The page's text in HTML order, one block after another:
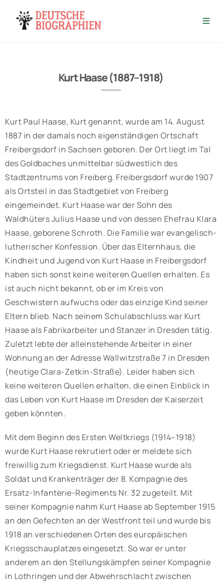
Kurt Haase (1887–1918)
Kurt Paul Haase, Kurt genannt, wurde am 14. August
1887 in der damals noch eigenständigen Ortschaft
Freibergsdorf in Sachsen geboren. Der Ort liegt im Tal
des Goldbaches unmittelbar südwestlich des
Stadtzentrums von Freiberg. Freibergsdorf wurde 1907
als Ortsteil in das Stadtgebiet von Freiberg
eingemeindet. Kurt Haase war der Sohn des
Waldhüters Julius Haase und von dessen Ehefrau Klara
Haase, geborene Schroth. Die Familie war evangelisch-
lutherischer Konfession. Über das Elternhaus, die
Kindheit und Jugend von Kurt Haase in Freibergsdorf
haben sich sonst keine weiteren Quellen erhalten. Es
ist auch nicht bekannt, ob er im Kreis von
Geschwistern aufwuchs oder das einzige Kind seiner
Eltern blieb. Nach seinem Schulabschluss war Kurt
Haase als Fabrikarbeiter und Stanzer in Dresden tätig.
Zuletzt lebte der alleinstehende Arbeiter in einer
Wohnung an der Adresse Wallwitzstraße 7 in Dresden
(heutige Clara-Zetkin-Straße). Leider haben sich
keine weiteren Quellen erhalten, die einen Einblick in
das Leben von Kurt Haase im Dresden der Kaiserzeit
geben könnten.
Mit dem Beginn des Ersten Weltkriegs (1914–1918)
wurde Kurt Haase rekrutiert oder er meldete sich
freiwillig zum Kriegsdienst. Kurt Haase wurde als
Soldat und Krankenträger der 8. Kompagnie des
Ersatz-Infanterie-Regiments Nr. 32 zugeteilt. Mit
seiner Kompagnie nahm Kurt Haase ab September 1915
an den Gefechten an der Westfront teil und wurde bis
1918 an verschiedenen Orten des europäischen
Kriegsschauplatzes eingesetzt. So war er unter
anderem an den Stellungskämpfen seiner Kompagnie
in Lothringen und der Abwehrschlacht zwischen